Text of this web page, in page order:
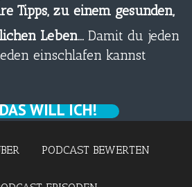
Tipps, zu einem gesunden,
Leben…Damit du jeden
einschlafen kannst
WILL ICH!
PODCAST BEWERTEN